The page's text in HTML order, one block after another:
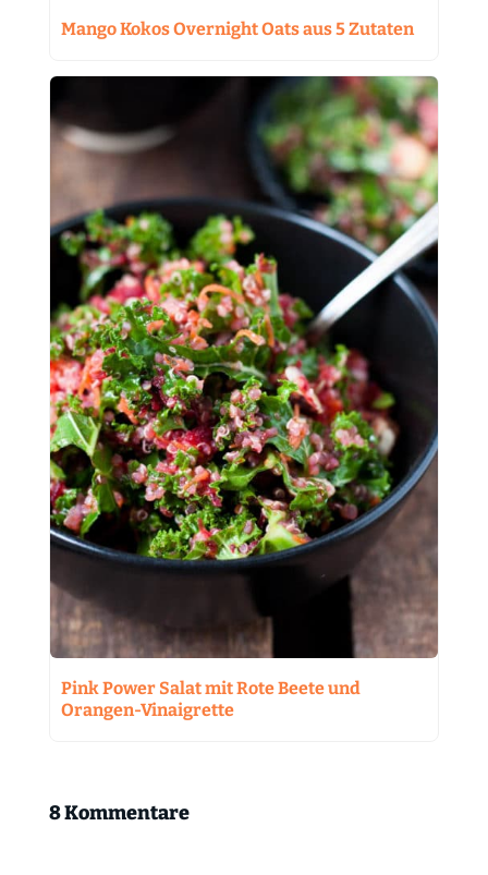
Mango Kokos Overnight Oats aus 5 Zutaten
Pink Power Salat mit Rote Beete und
Orangen-Vinaigrette
8 Kommentare